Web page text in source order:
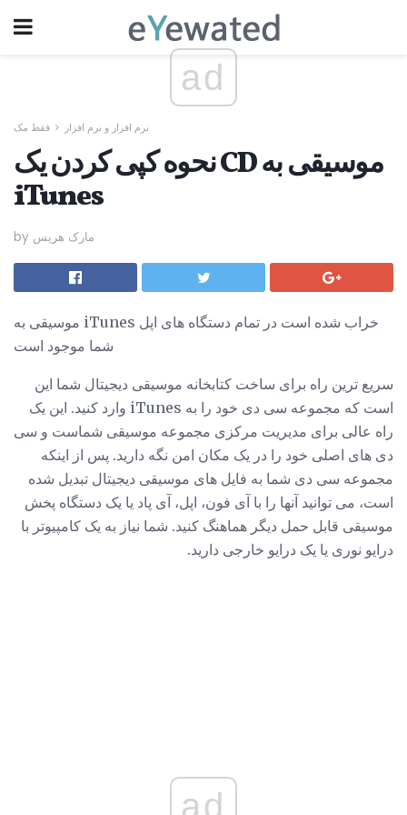
ad
نرم افزار و نرم افزار فقط مک
نحوه کپی کردن یک CD موسیقی به
iTunes
by مارک هریس
موسیقی به iTunes خراب شده است در تمام دستگاه های اپل
شما موجود است
سریع ترین راه برای ساخت کتابخانه موسیقی دیجیتال شما این
است که مجموعه سی دی خود را به iTunes وارد کنید. این یک
راه عالی برای مدیریت مرکزی مجموعه موسیقی شماست و سی
دی های اصلی خود را در یک مکان امن نگه دارید. پس از اینکه
مجموعه سی دی شما به فایل های موسیقی دیجیتال تبدیل شده
است، می توانید آنها را با آی فون، اپل، آی پاد یا یک دستگاه پخش
موسیقی قابل حمل دیگر هماهنگ کنید. شما نیاز به یک کامپیوتر با
درایو نوری یا یک درایو خارجی دارید.
ad